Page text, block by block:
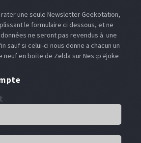
rater une seule Newsletter Geekotation,
le formulaire ci dessous, et ne
ne seront pas revendus à une
sauf si celui-ci nous donne a chacun un
neuf en boite de Zelda sur Nes :p #joke